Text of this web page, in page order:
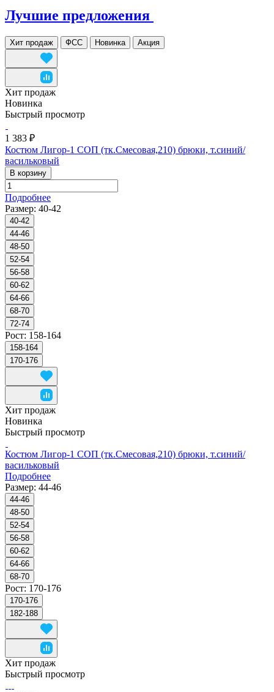
Лучшие предложения
Хит продаж ФСС Новинка Акция
Хит продаж
Новинка
Быстрый просмотр
1 383 ₽
Костюм Лигор-1 СОП (тк.Смесовая,210) брюки, т.синий/
васильковый
В корзину
Подробнее
Размер: 40-42
40-42
44-46
48-50
52-54
56-58
60-62
64-66
68-70
72-74
Рост: 158-164
158-164
170-176
Хит продаж
Новинка
Быстрый просмотр
Костюм Лигор-1 СОП (тк.Смесовая,210) брюки, т.синий/
васильковый
Подробнее
Размер: 44-46
44-46
48-50
52-54
56-58
60-62
64-66
68-70
Рост: 170-176
170-176
182-188
Хит продаж
Быстрый просмотр